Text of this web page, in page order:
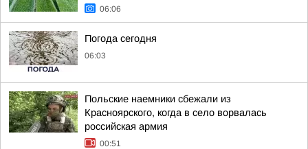
06:06
Погода сегодня
06:03
Польские наемники сбежали из
Красноярского, когда в село ворвалась
российская армия
00:51